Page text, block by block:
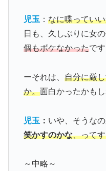
児玉 ： なに喋ってい
日も、久しぶりに女
個もボケなかったです
ーそれは、 自分に厳
か。面白かったかもし
児玉 ： いや、そうなの
笑かすのかな、って
～中略～